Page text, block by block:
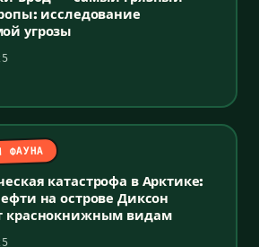
исследование
угрозы
ФАУНА
катастрофа в Арктике:
на острове Диксон
краснокнижным видам